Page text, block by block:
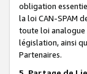
obligation
la loi CAN-SPAM
toute loi analogue
législation, ainsi
Partenaires.